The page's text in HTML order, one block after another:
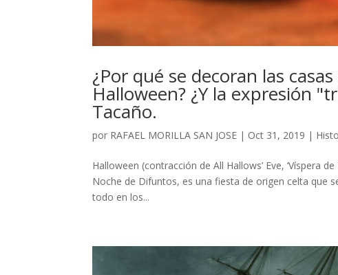
¿Por qué se decoran las
Halloween? ¿Y la expresión
Tacaño.
por RAFAEL MORILLA SAN JOSE | Oct 31, 2019 |
Halloween (contracción de All Hallows’ Eve, ‘Víspera
Noche de Difuntos, es una fiesta de origen celta que
todo en los...